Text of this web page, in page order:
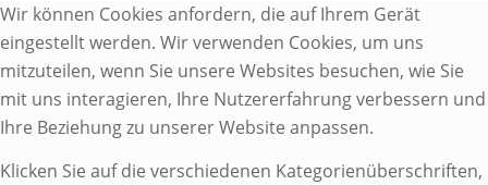
Wir können Cookies anfordern, die auf Ihrem Gerät
eingestellt werden. Wir verwenden Cookies, um uns
mitzuteilen, wenn Sie unsere Websites besuchen, wie Sie
mit uns interagieren, Ihre Nutzererfahrung verbessern und
Ihre Beziehung zu unserer Website anpassen.
Klicken Sie auf die verschiedenen Kategorienüberschriften,